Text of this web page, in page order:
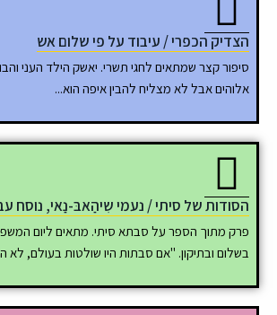
הצדיק הכפרי / עיבוד על פי שלום אש
סיפור קצר שמתאים לחגי תשרי. יאשק הילד העני והבור
אלוהים אבל לא מצליח להבין איפה הוא...
הסודות של סיתי / נעמי שִיהַאבּ-נַאי, נוסח
פרק מתוך הספר על סבתא סיתי. מתאים ליום המשפחה
בשלום ובתיקון. "אם סבתות היו שולטות בעולם, לא היו